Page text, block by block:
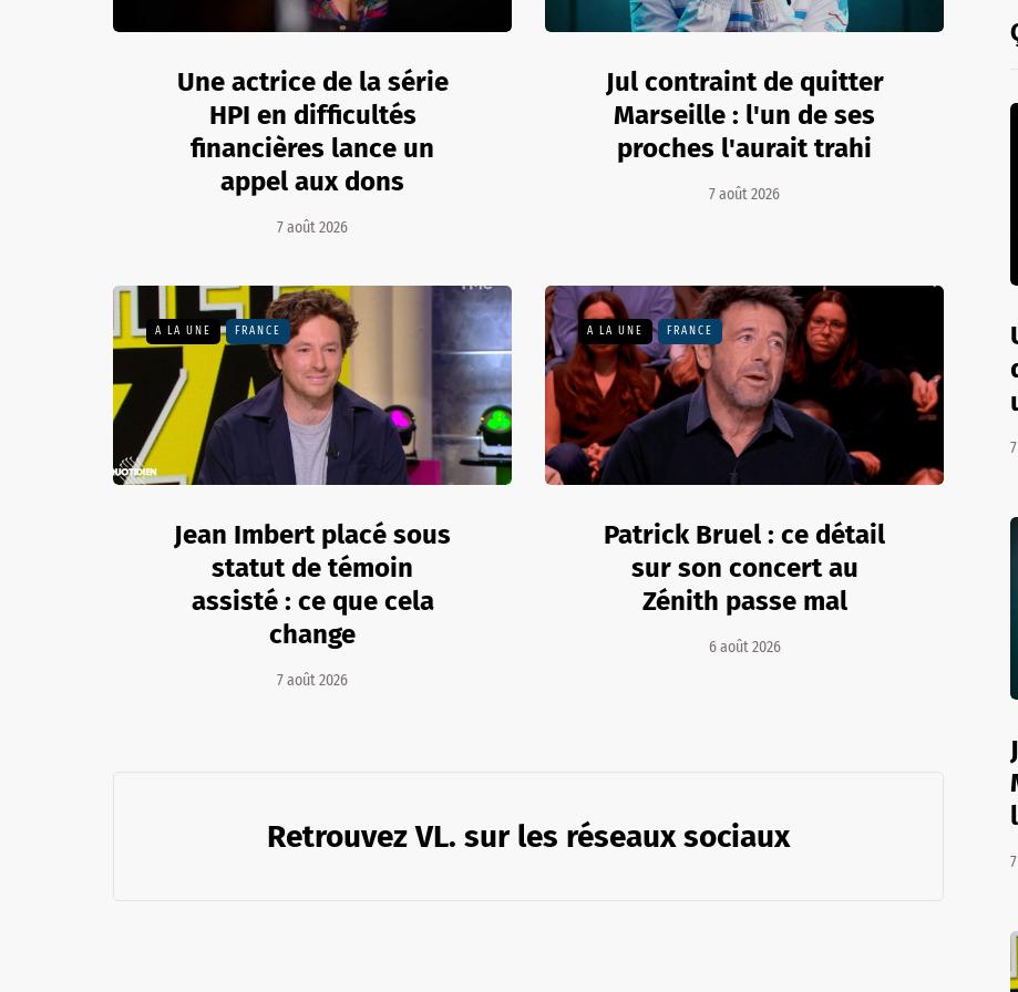
Une actrice de la série
HPI en difficultés
financières lance un
appel aux dons
7 août 2026
Jul contraint de quitter
Marseille : l'un de ses
proches l'aurait trahi
7 août 2026
A LA UNE FRANCE
Jean Imbert placé sous
statut de témoin
assisté : ce que cela
change
7 août 2026
A LA UNE FRANCE
Patrick Bruel : ce détail
sur son concert au
Zénith passe mal
6 août 2026
Retrouvez VL. sur les réseaux sociaux